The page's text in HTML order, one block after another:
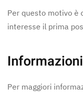
Per questo motivo è
interesse il prima
Per maggiori